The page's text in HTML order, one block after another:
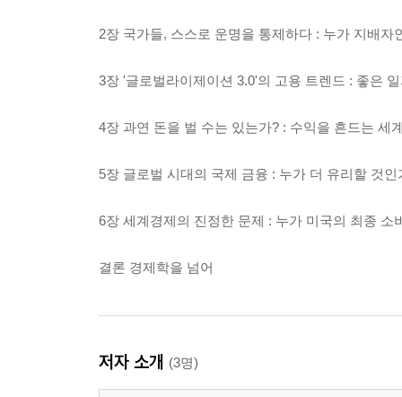
2장 국가들, 스스로 운명을 통제하다 : 누가 지배자
3장 '글로벌라이제이션 3.0'의 고용 트렌드 : 좋은
4장 과연 돈을 벌 수는 있는가? : 수익을 흔드는 세
5장 글로벌 시대의 국제 금융 : 누가 더 유리할 것인
6장 세계경제의 진정한 문제 : 누가 미국의 최종 소
결론 경제학을 넘어
저자 소개 (3명)